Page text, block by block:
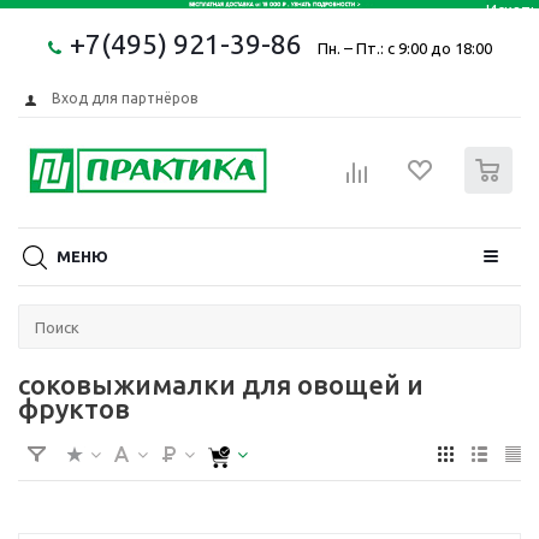
+7(495) 921-39-86 Пн. – Пт.: с 9:00 до 18:00
Вход для партнёров
МЕНЮ
соковыжималки для овощей и
фруктов